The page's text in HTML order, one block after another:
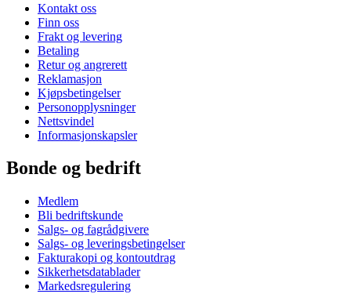
Kontakt oss
Finn oss
Frakt og levering
Betaling
Retur og angrerett
Reklamasjon
Kjøpsbetingelser
Personopplysninger
Nettsvindel
Informasjonskapsler
Bonde og bedrift
Medlem
Bli bedriftskunde
Salgs- og fagrådgivere
Salgs- og leveringsbetingelser
Fakturakopi og kontoutdrag
Sikkerhetsdatablader
Markedsregulering